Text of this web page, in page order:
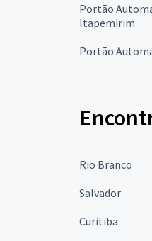
Portão
Itapemirim
Portão
Rio Branco
Salvador
Curitiba